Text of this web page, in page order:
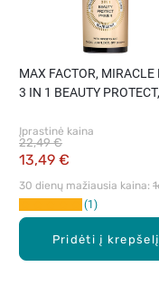
Pridėti į krepšelį
MAX FACTOR, MIRACLE
3 IN 1 BEAUTY PROTECT,
Įprastinė kaina
13,49 €
22,49 €
30 dienų mažiausia kaina:
1